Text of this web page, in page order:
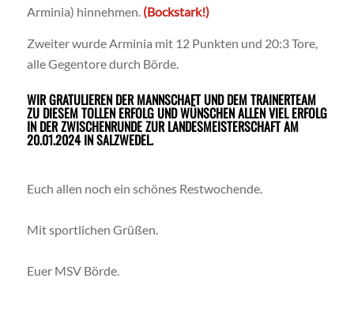
Arminia) hinnehmen. (Bockstark!)
Zweiter wurde Arminia mit 12 Punkten und 20:3 Tore,
alle Gegentore durch Börde.
WIR GRATULIEREN DER MANNSCHAFT UND DEM TRAINERTEAM
ZU DIESEM TOLLEN ERFOLG UND WÜNSCHEN ALLEN VIEL ERFOLG
IN DER ZWISCHENRUNDE ZUR LANDESMEISTERSCHAFT AM
20.01.2024 IN SALZWEDEL.
Euch allen noch ein schönes Restwochende.
Mit sportlichen Grüßen.
Euer MSV Börde.